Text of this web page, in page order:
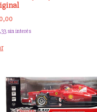
sin interés